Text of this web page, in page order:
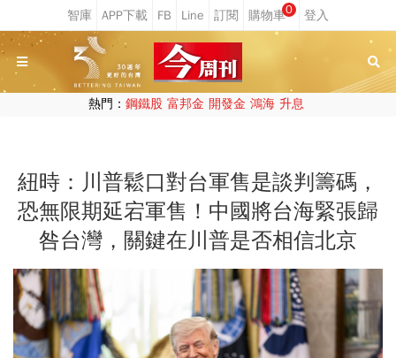
0
熱門： 鋼鐵股 富邦金 開發金 鴻海 升息
紐時：川普鬆口對台軍售是談判籌碼，
恐無限期延宕軍售！中國將台海緊張歸
咎台灣，關鍵在川普是否相信北京